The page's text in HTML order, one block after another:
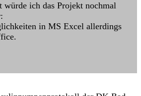
würde ich das Projekt nochmal
in MS Excel allerdings